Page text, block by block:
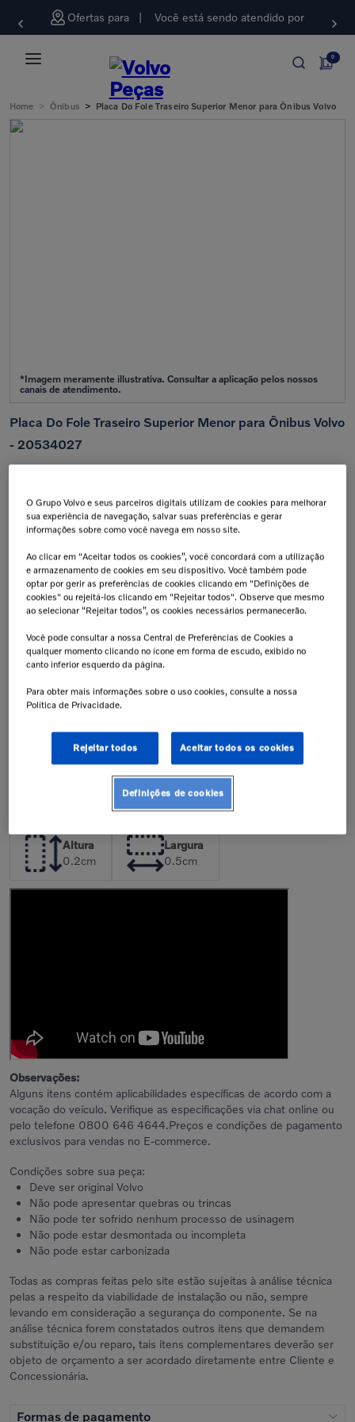
Ofertas para Você está sendo atendido por
0
Home > Ônibus > Placa Do Fole Traseiro Superior Menor para Ônibus Volvo
Placa Do Fole Traseiro Superior Menor para Ônibus Volvo
- 20534027
Calcular frete e prazo
Atenção!
Prazos de entrega começam após confirmação do pagamento e podem variar para mais de
Insira seu CEP
Calcular
Não sei meu cep
Todas as peças podem ser
retiradas diretamente na
concessionária.
Até 07 dias a partir da
data de recebimento.
Antes de finalizar sua compra,
confirme a compatibilidade da peça
Confira nossa política de garantia
Altura
0.2cm
Largura
0.5cm
Observações:
Alguns itens contém aplicabilidades específicas de acordo com a
vocação do veículo. Verifique as especificações via chat online ou
pelo telefone 0800 646 4644.Preços e condições de pagamento
exclusivos para vendas no E-commerce.
Condições sobre sua peça:
Deve ser original Volvo
Não pode apresentar quebras ou trincas
Não pode ter sofrido nenhum processo de usinagem
Não pode estar desmontada ou incompleta
Não pode estar carbonizada
Todas as compras feitas pelo site estão sujeitas à análise técnica
pelas a respeito da viabilidade de instalação ou não, sempre
levando em consideração a segurança do componente. Se na
análise técnica forem constatados outros itens que demandem
substituição e/ou reparo, tais itens complementares deverão ser
objeto de orçamento a ser acordado diretamente entre Cliente e
Concessionária.
Formas de pagamento
O Grupo Volvo e seus parceiros digitais utilizam de cookies para melhorar
sua experiência de navegação, salvar suas preferências e gerar
informações sobre como você navega em nosso site.
Ao clicar em "Aceitar todos os cookies”, você concordará com a utilização
e armazenamento de cookies em seu dispositivo. Você também pode
optar por gerir as preferências de cookies clicando em "Definições de
cookies" ou rejeitá-los clicando em "Rejeitar todos". Observe que mesmo
ao selecionar “Rejeitar todos”, os cookies necessários permanecerão.
Você pode consultar a nossa Central de Preferências de Cookies a
qualquer momento clicando no ícone em forma de escudo, exibido no
canto inferior esquerdo da página.
Para obter mais informações sobre o uso cookies, consulte a nossa
Política de Privacidade.
Rejeitar todos Aceitar todos os cookies
Definições de cookies